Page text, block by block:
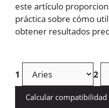
este artículo
práctica sobre cómo
obtener resultados
1 2
Calcular compatibilidad